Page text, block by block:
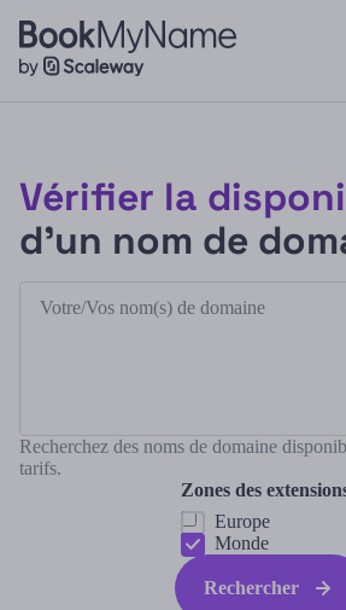
Vérifier la
d'un nom de
Recherchez des noms de domaine
tarifs.
Zones des
Europe
Monde
Rechercher